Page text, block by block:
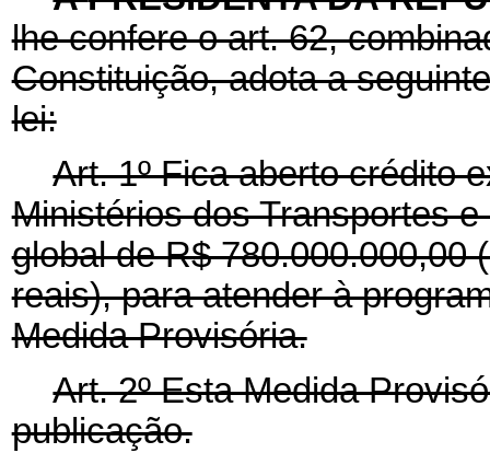
lhe confere o art. 62,
Constituição, adota a
lei:
Art. 1º Fica aberto crédito
Ministérios dos Transportes
global de R$ 780.000.000,00
reais), para atender à
Medida Provisória.
Art. 2º Esta Medida
publicação.